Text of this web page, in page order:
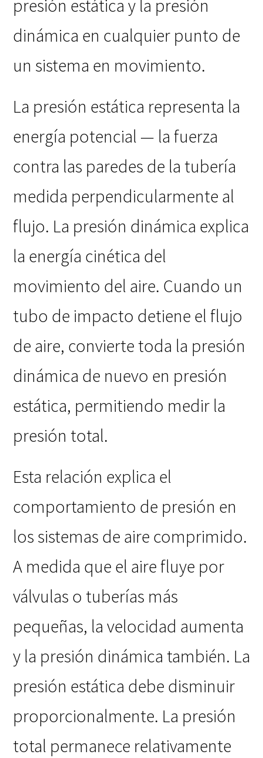
presión estática y la presión
dinámica en cualquier punto de
un sistema en movimiento.
La presión estática representa la
energía potencial — la fuerza
contra las paredes de la tubería
medida perpendicularmente al
flujo. La presión dinámica explica
la energía cinética del
movimiento del aire. Cuando un
tubo de impacto detiene el flujo
de aire, convierte toda la presión
dinámica de nuevo en presión
estática, permitiendo medir la
presión total.
Esta relación explica el
comportamiento de presión en
los sistemas de aire comprimido.
A medida que el aire fluye por
válvulas o tuberías más
pequeñas, la velocidad aumenta
y la presión dinámica también. La
presión estática debe disminuir
proporcionalmente. La presión
total permanece relativamente